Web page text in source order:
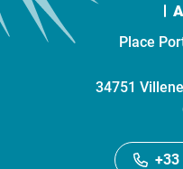
Place
34751
+33